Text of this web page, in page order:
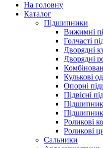
На головну
Каталог
Підшипники
Вижимні
Голчасті
Дворядні
Дворядні
Кулькові
Опорні
Підвісні
Роликові
Роликові
Сальники